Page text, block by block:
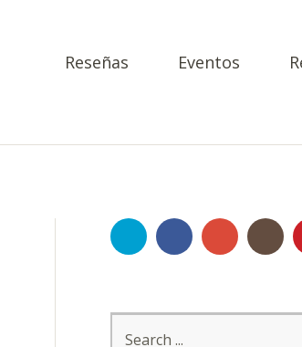
Reseñas Eventos
TwitterFacebookGoogle+